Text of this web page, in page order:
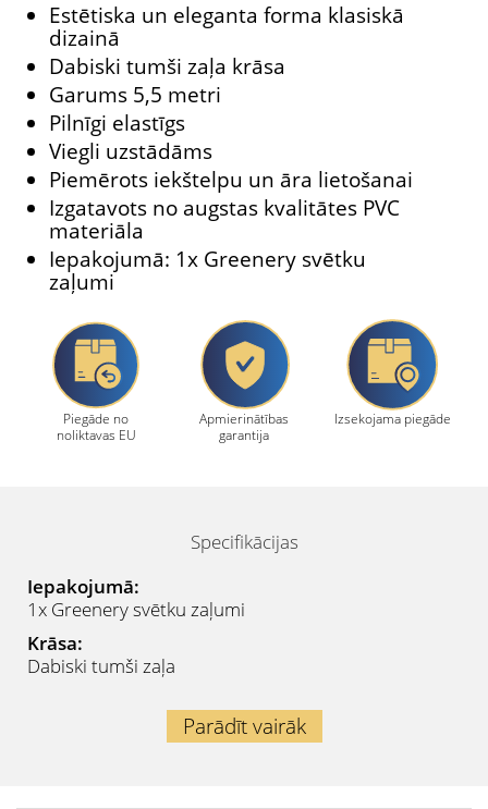
Estētiska un eleganta forma klasiskā
dizainā
Dabiski tumši zaļa krāsa
Garums 5,5 metri
Pilnīgi elastīgs
Viegli uzstādāms
Piemērots iekštelpu un āra lietošanai
Izgatavots no augstas kvalitātes PVC
materiāla
Iepakojumā: 1x Greenery svētku
zaļumi
Piegāde no
noliktavas EU
Apmierinātības
garantija
Izsekojama piegāde
Specifikācijas
Iepakojumā:
1x Greenery svētku zaļumi
Krāsa:
Dabiski tumši zaļa
Parādīt vairāk